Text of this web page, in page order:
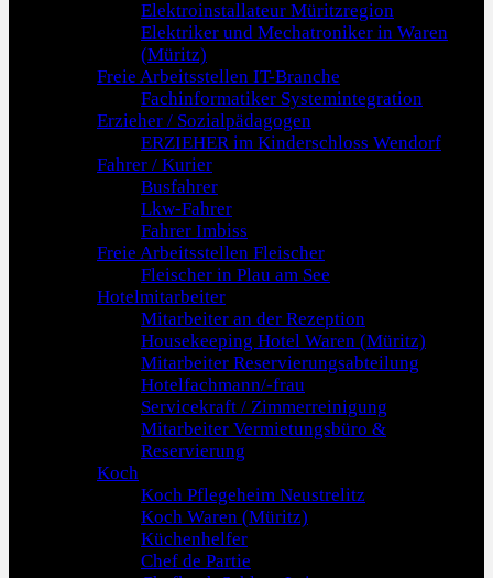
Elektroinstallateur Müritzregion
Elektriker und Mechatroniker in Waren
(Müritz)
Freie Arbeitsstellen IT-Branche
Fachinformatiker Systemintegration
Erzieher / Sozialpädagogen
ERZIEHER im Kinderschloss Wendorf
Fahrer / Kurier
Busfahrer
Lkw-Fahrer
Fahrer Imbiss
Freie Arbeitsstellen Fleischer
Fleischer in Plau am See
Hotelmitarbeiter
Mitarbeiter an der Rezeption
Housekeeping Hotel Waren (Müritz)
Mitarbeiter Reservierungsabteilung
Hotelfachmann/-frau
Servicekraft / Zimmerreinigung
Mitarbeiter Vermietungsbüro &
Reservierung
Koch
Koch Pflegeheim Neustrelitz
Koch Waren (Müritz)
Küchenhelfer
Chef de Partie